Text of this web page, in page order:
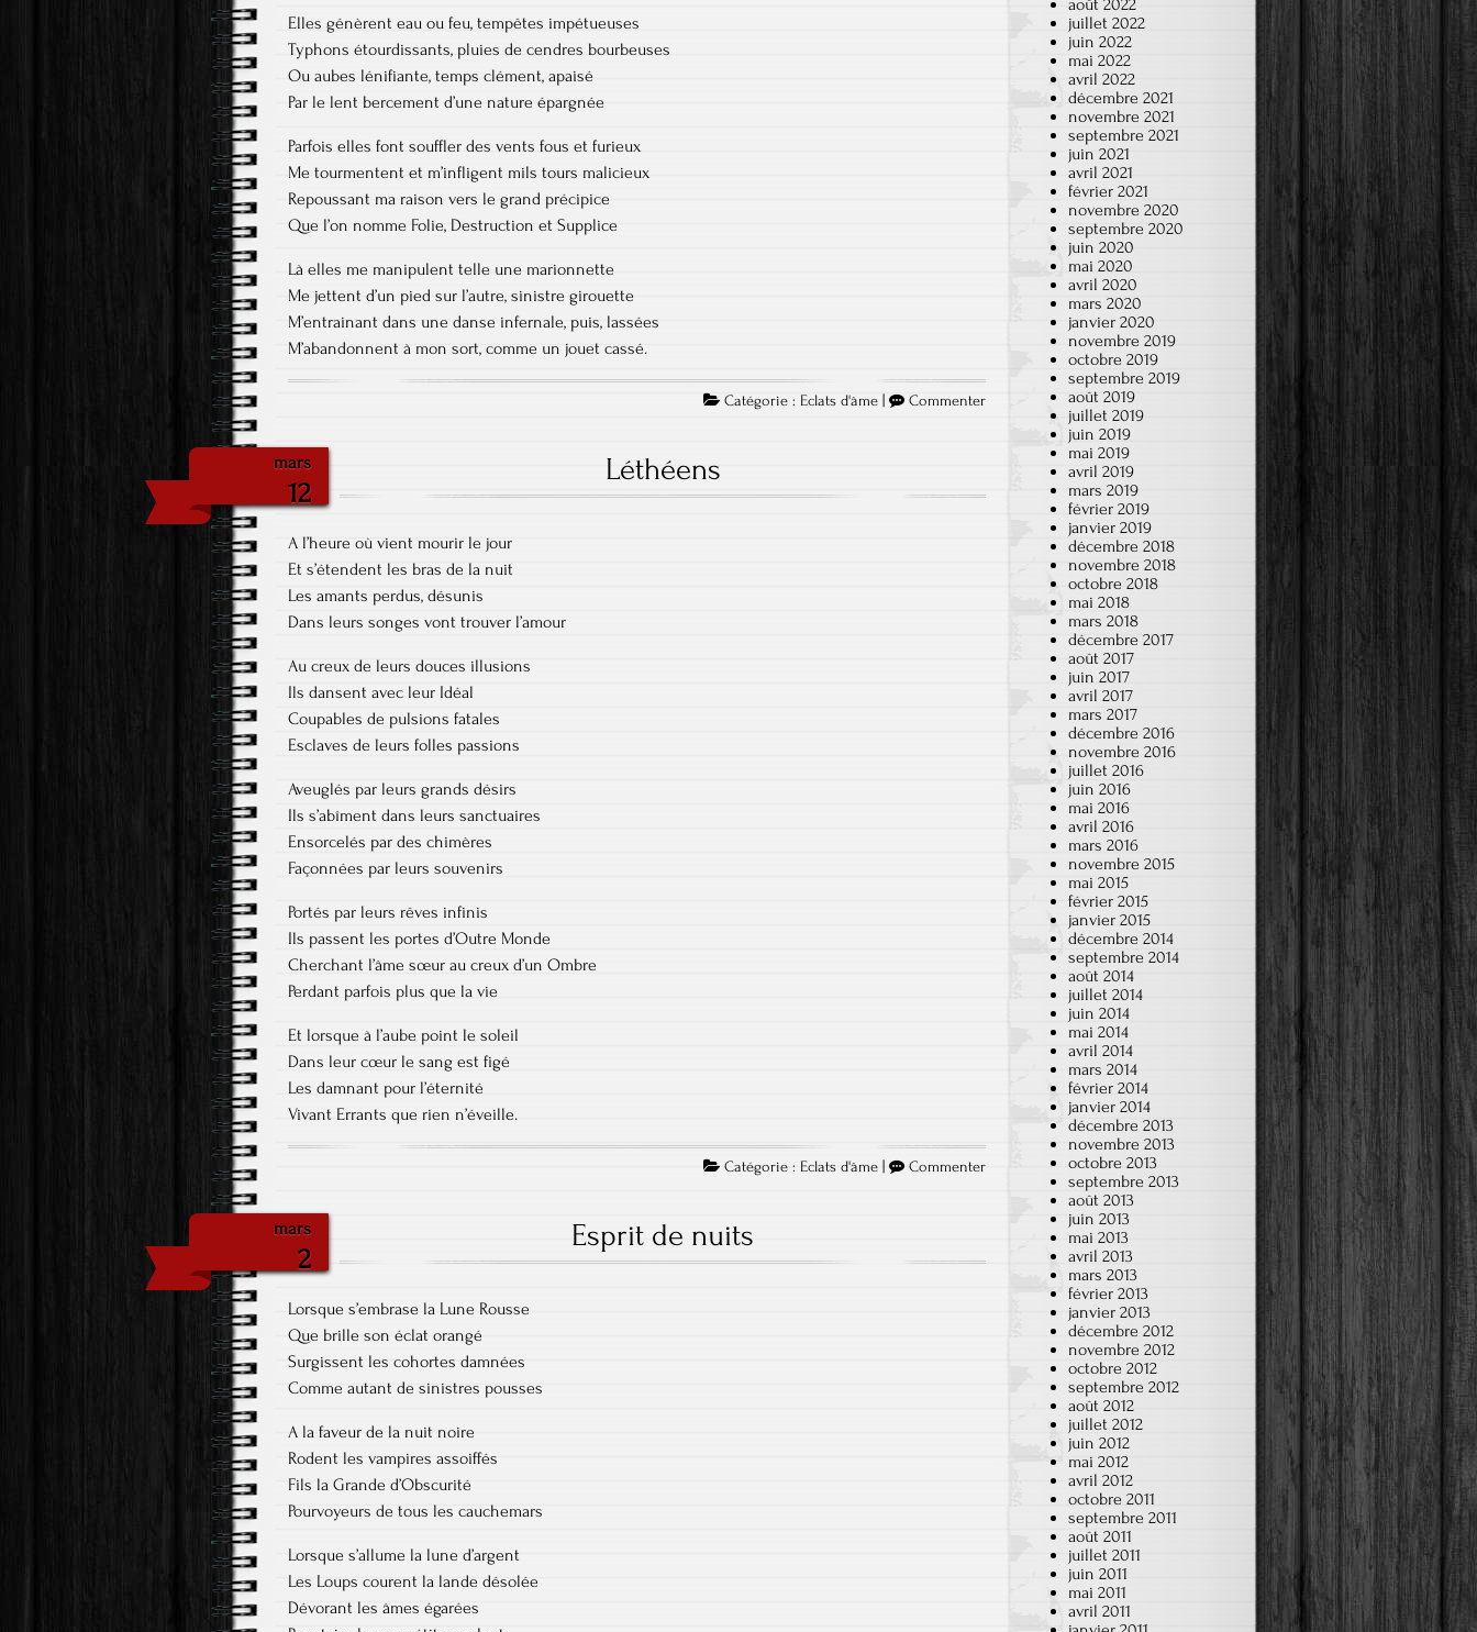
Elles génèrent eau ou feu, tempêtes impétueuses
Typhons étourdissants, pluies de cendres bourbeuses
Ou aubes lénifiante, temps clément, apaisé
Par le lent bercement d’une nature épargnée
Parfois elles font souffler des vents fous et furieux
Me tourmentent et m’infligent mils tours malicieux
Repoussant ma raison vers le grand précipice
Que l’on nomme Folie, Destruction et Supplice
Là elles me manipulent telle une marionnette
Me jettent d’un pied sur l’autre, sinistre girouette
M’entrainant dans une danse infernale, puis, lassées
M’abandonnent à mon sort, comme un jouet cassé.
Catégorie : Eclats d'âme | Commenter
mars
12
Léthéens
A l’heure où vient mourir le jour
Et s’étendent les bras de la nuit
Les amants perdus, désunis
Dans leurs songes vont trouver l’amour
Au creux de leurs douces illusions
Ils dansent avec leur Idéal
Coupables de pulsions fatales
Esclaves de leurs folles passions
Aveuglés par leurs grands désirs
Ils s’abîment dans leurs sanctuaires
Ensorcelés par des chimères
Façonnées par leurs souvenirs
Portés par leurs rêves infinis
Ils passent les portes d’Outre Monde
Cherchant l’âme sœur au creux d’un Ombre
Perdant parfois plus que la vie
Et lorsque à l’aube point le soleil
Dans leur cœur le sang est figé
Les damnant pour l’éternité
Vivant Errants que rien n’éveille.
Catégorie : Eclats d'âme | Commenter
mars
2
Esprit de nuits
Lorsque s’embrase la Lune Rousse
Que brille son éclat orangé
Surgissent les cohortes damnées
Comme autant de sinistres pousses
A la faveur de la nuit noire
Rodent les vampires assoiffés
Fils la Grande d’Obscurité
Pourvoyeurs de tous les cauchemars
Lorsque s’allume la lune d’argent
Les Loups courent la lande désolée
Dévorant les âmes égarées
août 2022
juillet 2022
juin 2022
mai 2022
avril 2022
décembre 2021
novembre 2021
septembre 2021
juin 2021
avril 2021
février 2021
novembre 2020
septembre 2020
juin 2020
mai 2020
avril 2020
mars 2020
janvier 2020
novembre 2019
octobre 2019
septembre 2019
août 2019
juillet 2019
juin 2019
mai 2019
avril 2019
mars 2019
février 2019
janvier 2019
décembre 2018
novembre 2018
octobre 2018
mai 2018
mars 2018
décembre 2017
août 2017
juin 2017
avril 2017
mars 2017
décembre 2016
novembre 2016
juillet 2016
juin 2016
mai 2016
avril 2016
mars 2016
novembre 2015
mai 2015
février 2015
janvier 2015
décembre 2014
septembre 2014
août 2014
juillet 2014
juin 2014
mai 2014
avril 2014
mars 2014
février 2014
janvier 2014
décembre 2013
novembre 2013
octobre 2013
septembre 2013
août 2013
juin 2013
mai 2013
avril 2013
mars 2013
février 2013
janvier 2013
décembre 2012
novembre 2012
octobre 2012
septembre 2012
août 2012
juillet 2012
juin 2012
mai 2012
avril 2012
octobre 2011
septembre 2011
août 2011
juillet 2011
juin 2011
mai 2011
avril 2011